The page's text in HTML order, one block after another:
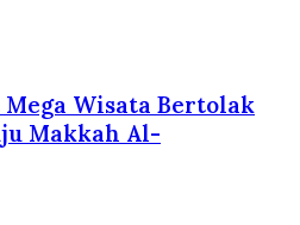
Mega Wisata Bertolak
Makkah Al-